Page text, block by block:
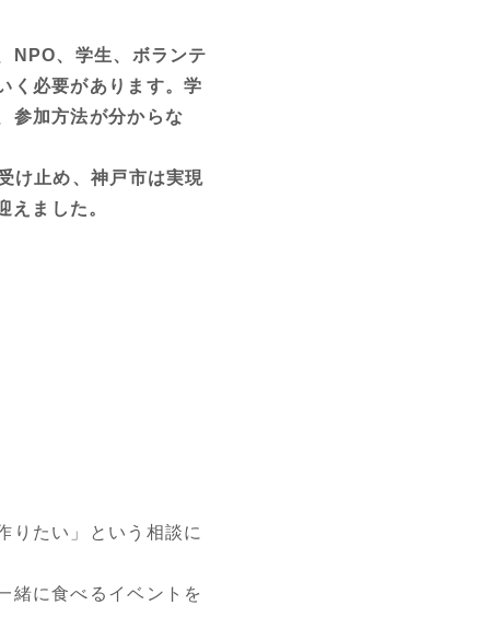
NPO、学生、ボランテ
く必要があります。学
参加方法が分からな
け止め、神戸市は実現
ました。
りたい」という相談に
緒に食べるイベントを